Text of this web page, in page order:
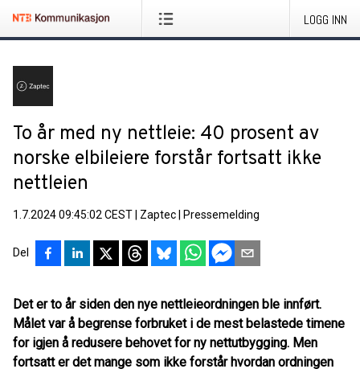
LOGG INN
To år med ny nettleie: 40 prosent av
norske elbileiere forstår fortsatt ikke
nettleien
1.7.2024 09:45:02 CEST Zaptec Pressemelding
Del
Det er to år siden den nye nettleieordningen ble innført.
Målet var å begrense forbruket i de mest belastede timene
for igjen å redusere behovet for ny nettutbygging. Men
fortsatt er det mange som ikke forstår hvordan ordningen